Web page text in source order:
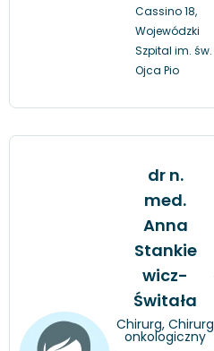
Cassino 18,
Wojewódzki
Szpital im. św.
Ojca Pio
dr n.
med.
Anna
Stankie
wicz-
Świtała
Chirurg, Chirurg
onkologiczny